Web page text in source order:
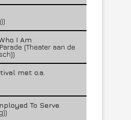
I Am
(Theater aan de
met o.a.
To Serve